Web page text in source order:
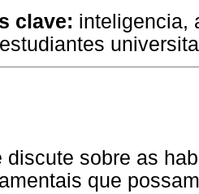
clave: inteligencia,
discute sobre as
que